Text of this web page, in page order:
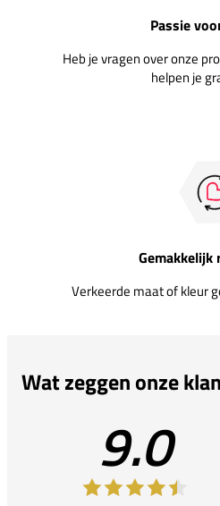
Passie
Heb je vragen over onze
helpen je
Gemakkelijk
Verkeerde maat of kleur
Wat zeggen onze
9.0